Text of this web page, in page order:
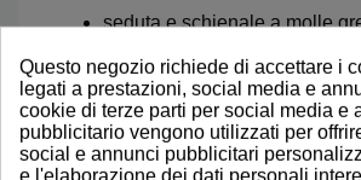
seduta e schienale a molle
struttura: metallo-legno;
portata massima 130 kg
Garanzia 24 mesi.
Questo negozio richiede di accettare i
legati a prestazioni, social media e
cookie di terze parti per social media e
pubblicitario vengono utilizzati per
social e annunci pubblicitari
e l'elaborazione dei dati personali